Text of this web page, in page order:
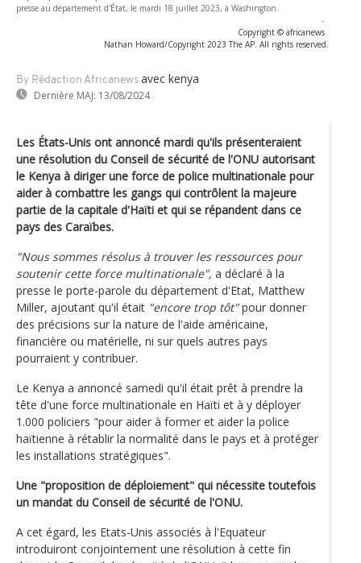
presse au département d'État, le mardi 18 juillet 2023, à Washington.
-
Copyright © africanews
Nathan Howard/Copyright 2023 The AP. All rights reserved.
By Rédaction Africanews avec kenya
Dernière MAJ: 13/08/2024
Les États-Unis ont annoncé mardi qu'ils présenteraient
une résolution du Conseil de sécurité de l'ONU autorisant
le Kenya à diriger une force de police multinationale pour
aider à combattre les gangs qui contrôlent la majeure
partie de la capitale d'Haïti et qui se répandent dans ce
pays des Caraïbes.
"Nous sommes résolus à trouver les ressources pour
soutenir cette force multinationale", a déclaré à la
presse le porte-parole du département d'Etat, Matthew
Miller, ajoutant qu'il était "encore trop tôt"pour donner
des précisions sur la nature de l'aide américaine,
financière ou matérielle, ni sur quels autres pays
pourraient y contribuer.
Le Kenya a annoncé samedi qu'il était prêt à prendre la
tête d'une force multinationale en Haïti et à y déployer
1.000 policiers "pour aider à former et aider la police
haïtienne à rétablir la normalité dans le pays et à protéger
les installations stratégiques".
Une "proposition de déploiement" qui nécessite toutefois
un mandat du Conseil de sécurité de l'ONU.
A cet égard, les Etats-Unis associés à l'Equateur
introduiront conjointement une résolution à cette fin